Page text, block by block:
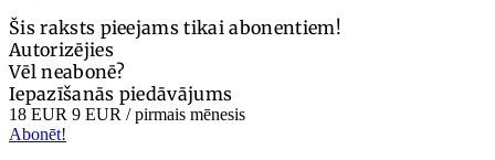
Šis raksts pieejams tikai abonentiem!
Autorizējies
Vēl neabonē?
Iepazīšanās piedāvājums
18 EUR 9 EUR / pirmais mēnesis
Abonēt!